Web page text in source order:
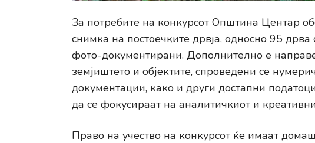
За потребите на конкурсот Општина Центар
снимка на постоечките дрвја, односно 95
фото-документирани. Дополнително е
земјиштето и објектите, спроведени се
документации, како и други достапни
да се фокусираат на аналитичкиот и
Право на учество на конкурсот ќе имаат